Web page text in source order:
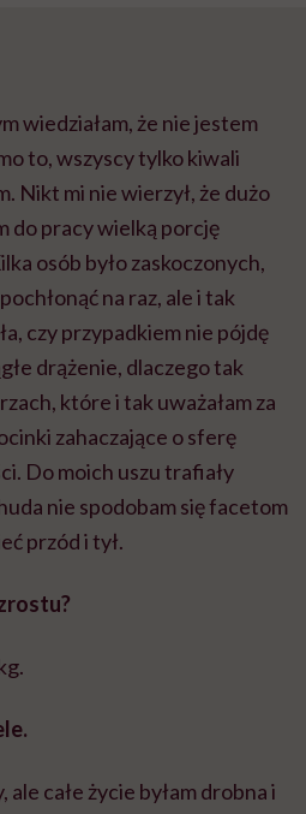
wiedziałam, że nie jestem
to, wszyscy tylko kiwali
Nikt mi nie wierzył, że dużo
do pracy wielką porcję
osób było zaskoczonych,
na raz, ale i tak
czy przypadkiem nie pójdę
drążenie, dlaczego tak
które i tak uważałam za
zahaczające o sferę
Do moich uszu trafiały
nie spodobam się facetom
przód i tył.
całe życie byłam drobna i